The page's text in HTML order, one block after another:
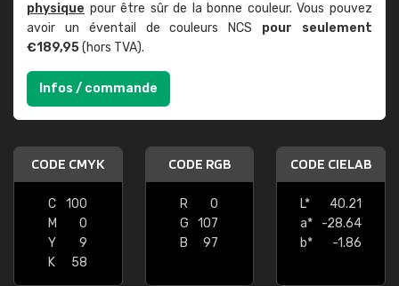
physique pour être sûr de la bonne couleur. Vous pouvez
avoir un éventail de couleurs NCS pour seulement
€189,95(hors TVA).
Infos / commande
CODE CMYK
C
100
M
0
Y
9
K
58
CODE RGB
R
0
G
107
B
97
CODE CIELAB
L*
40.21
a*
-28.64
b*
-1.86